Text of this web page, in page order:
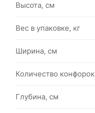
Высота, см
Вес в упаковке, кг
Ширина, см
Количество конфорок
Глубина, см